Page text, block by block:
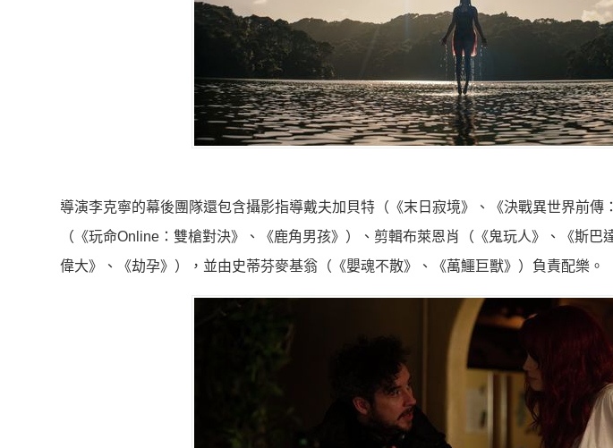
導演李克寧的幕後團隊還包含攝影指導戴夫加貝特（《末日寂境》、
《決戰異世界前
（《玩命Online：雙槍對決》、《鹿角男孩》）、剪輯布萊恩肖（《鬼玩人》、《斯巴
偉大》、
《劫孕》），並由史蒂芬麥基翁（《嬰魂不散》、《萬鱷巨獸》） 負責配樂。